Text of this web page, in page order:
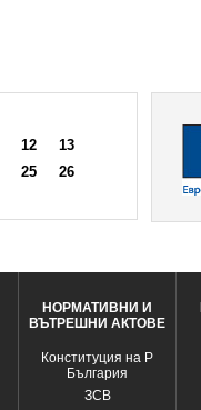
12
13
25
26
НОРМАТИВНИ И
ВЪТРЕШНИ АКТОВЕ
Конституция на Р
България
ЗСВ